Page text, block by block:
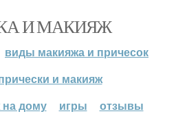
И МАКИЯЖ
виды макияжа и причесок
и макияж
на дому
игры отзывы